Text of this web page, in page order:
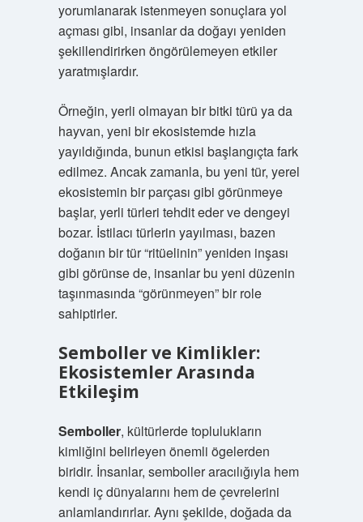
yorumlanarak istenmeyen sonuçlara yol
açması gibi, insanlar da doğayı yeniden
şekillendirirken öngörülemeyen etkiler
yaratmışlardır.
Örneğin, yerli olmayan bir bitki türü ya da
hayvan, yeni bir ekosistemde hızla
yayıldığında, bunun etkisi başlangıçta fark
edilmez. Ancak zamanla, bu yeni tür, yerel
ekosistemin bir parçası gibi görünmeye
başlar, yerli türleri tehdit eder ve dengeyi
bozar. İstilacı türlerin yayılması, bazen
doğanın bir tür “ritüelinin” yeniden inşası
gibi görünse de, insanlar bu yeni düzenin
taşınmasında “görünmeyen” bir role
sahiptirler.
Semboller ve Kimlikler:
Ekosistemler Arasında
Etkileşim
Semboller, kültürlerde toplulukların
kimliğini belirleyen önemli ögelerden
biridir. İnsanlar, semboller aracılığıyla hem
kendi iç dünyalarını hem de çevrelerini
anlamlandırırlar. Aynı şekilde, doğada da